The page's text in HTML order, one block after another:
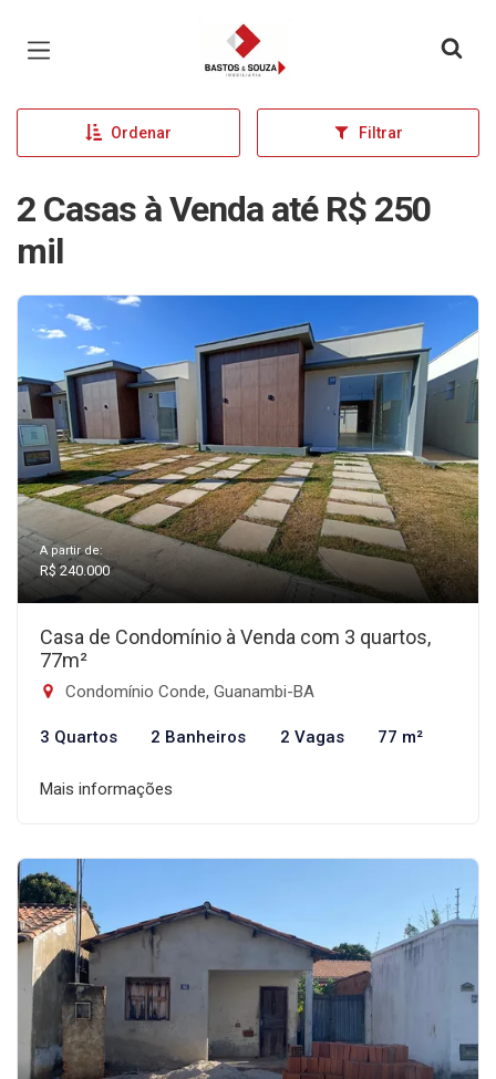
Página inicial
Ordenar Filtrar
2 Casas à Venda até R$ 250
mil
A partir de:
R$ 240.000
Casa de Condomínio à Venda com 3 quartos,
77m²
Condomínio Conde, Guanambi-BA
3 Quartos 2 Banheiros 2 Vagas 77 m²
Mais informações